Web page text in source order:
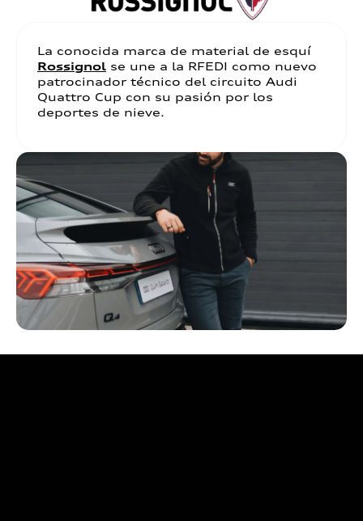
La conocida marca de material de esquí
Rossignol se une a la RFEDI como nuevo
patrocinador técnico del circuito Audi
Quattro Cup con su pasión por los
deportes de nieve.